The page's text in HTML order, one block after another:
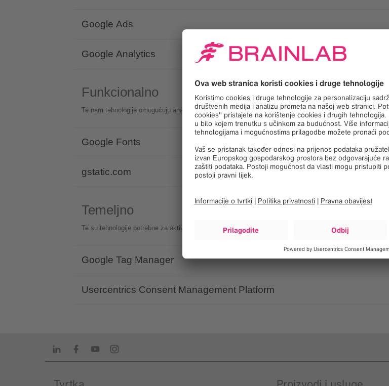
Google Ads
Google Analytics
Funkcionalno
Te nam tehnologije omogućuju analizu ponašanja pri upotrebi kako bismo mjerili i poboljšavali
Google Fonts
gstatic.com
Temeljno
Te su tehnologije potrebne za aktiviranje osnovne funkcije naše usluge.
Google Tag Manager
Usercentrics Consent Management Platform
LinkedIn FacebookYoutube